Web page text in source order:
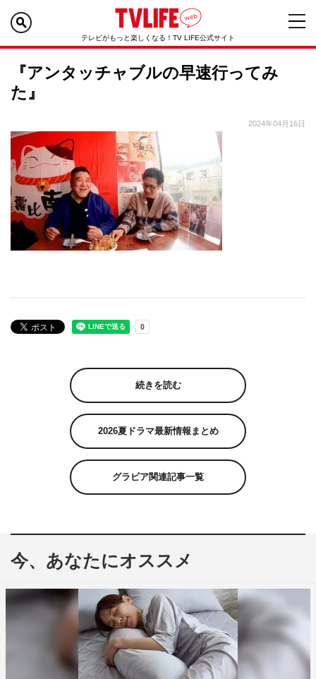
テレビがもっと楽しくなる！TV LIFE公式サイト
『アンタッチャブルの早速行ってみ
た』
2024年04月16日
続きを読む
2026夏ドラマ最新情報まとめ
グラビア関連記事一覧
今、あなたにオススメ